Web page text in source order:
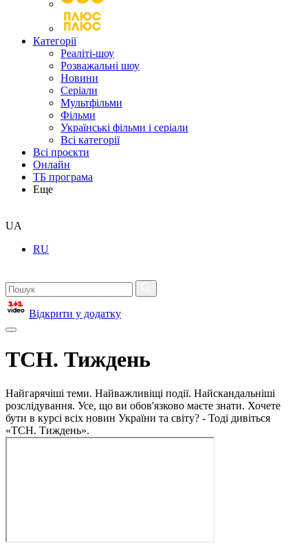
Категорії
Реаліті-шоу
Розважальні шоу
Новини
Серіали
Мультфільми
Фільми
Українські фільми і серіали
Всі категорії
Всі проєкти
Онлайн
ТБ програма
Еще
UA
RU
Відкрити у додатку
ТСН. Тиждень
Найгарячіші теми. Найважливіщі події. Найскандальніші
розслідування. Усе, що ви обов'язково маєте знати. Хочете
бути в курсі всіх новин України та світу? - Тоді дивіться
«ТСН. Тиждень».